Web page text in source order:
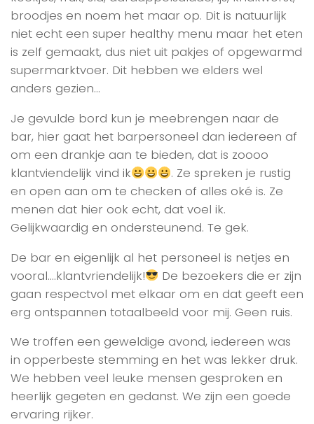
broodjes en noem het maar op. Dit is natuurlijk
niet echt een super healthy menu maar het eten
is zelf gemaakt, dus niet uit pakjes of opgewarmd
supermarktvoer. Dit hebben we elders wel
anders gezien…
Je gevulde bord kun je meebrengen naar de
bar, hier gaat het barpersoneel dan iedereen af
om een drankje aan te bieden, dat is zoooo
klantviendelijk vind ik
. Ze spreken je rustig
en open aan om te checken of alles oké is. Ze
menen dat hier ook echt, dat voel ik.
Gelijkwaardig en ondersteunend. Te gek.
De bar en eigenlijk al het personeel is netjes en
vooral….klantvriendelijk!
De bezoekers die er zijn
gaan respectvol met elkaar om en dat geeft een
erg ontspannen totaalbeeld voor mij. Geen ruis.
We troffen een geweldige avond, iedereen was
in opperbeste stemming en het was lekker druk.
We hebben veel leuke mensen gesproken en
heerlijk gegeten en gedanst. We zijn een goede
ervaring rijker.